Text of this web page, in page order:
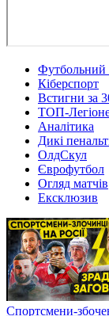
Футбольний
Кіберспорт
Встигни за
ТОП-
Аналітика
Дикі
ОлдСкул
Єврофутбол
Огляд матчів
Ексклюзив
Спортсмени-